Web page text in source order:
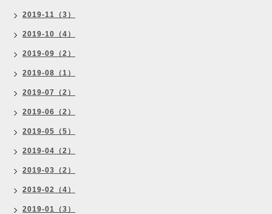
2019-11（3）
2019-10（4）
2019-09（2）
2019-08（1）
2019-07（2）
2019-06（2）
2019-05（5）
2019-04（2）
2019-03（2）
2019-02（4）
2019-01（3）